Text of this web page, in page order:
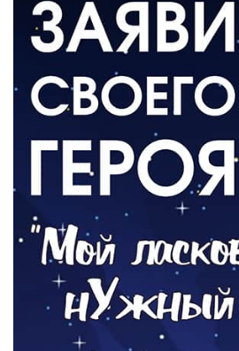
Афиша Зеленоградска
04.08.2026
РАЗЪЯСНЯЕМ
Борьба с борщевиком
04.08.2026